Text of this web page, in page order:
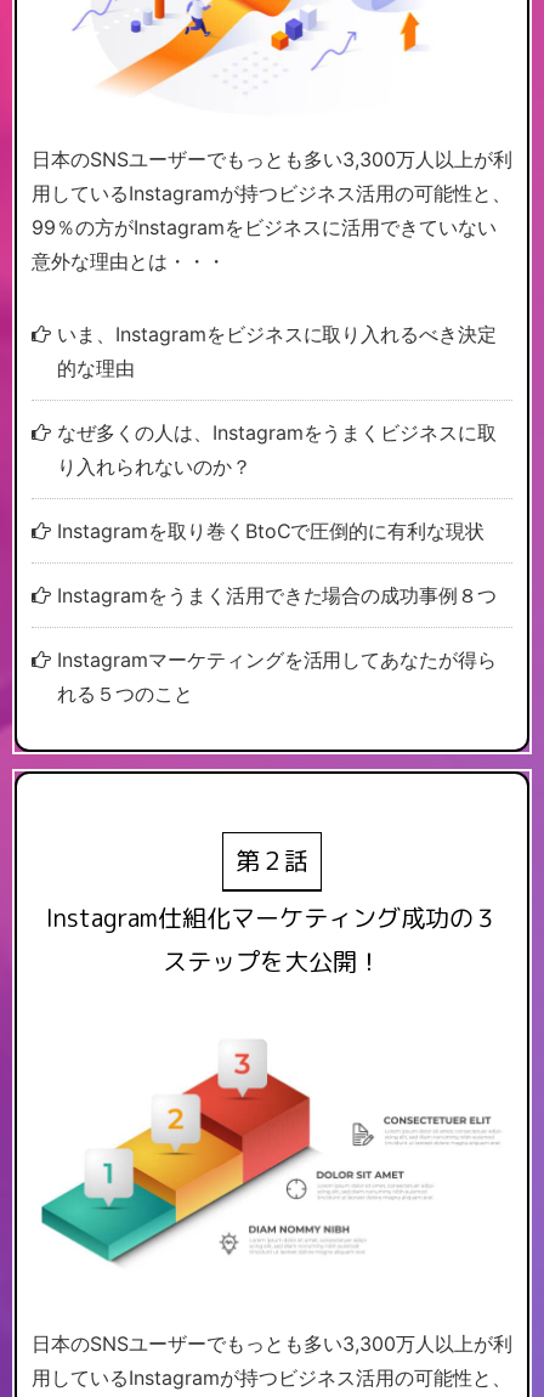
日本のSNSユーザーでもっとも多い3,300万人以上が利
用しているInstagramが持つビジネス活用の可能性と、
99％の方がInstagramをビジネスに活用できていない
意外な理由とは・・・
いま、Instagramをビジネスに取り入れるべき決定
的な理由
なぜ多くの人は、Instagramをうまくビジネスに取
り入れられないのか？
Instagramを取り巻くBtoCで圧倒的に有利な現状
Instagramをうまく活用できた場合の成功事例８つ
Instagramマーケティングを活用してあなたが得ら
れる５つのこと
第２話
Instagram仕組化マーケティング成功の３
ステップを大公開！
日本のSNSユーザーでもっとも多い3,300万人以上が利
用しているInstagramが持つビジネス活用の可能性と、